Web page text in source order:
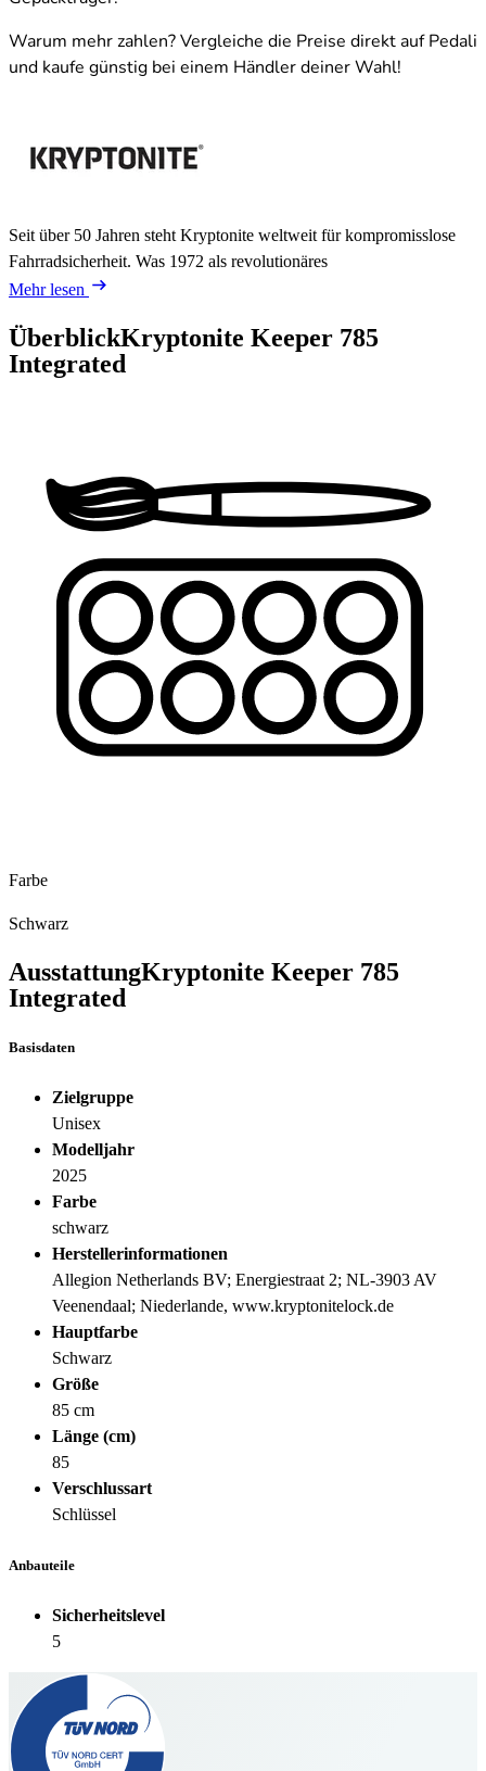
Warum mehr zahlen? Vergleiche die Preise direkt auf Pedali
und kaufe günstig bei einem Händler deiner Wahl!
Seit über 50 Jahren steht Kryptonite weltweit für kompromisslose
Fahrradsicherheit. Was 1972 als revolutionäres
Mehr lesen
ÜberblickKryptonite Keeper 785
Integrated
Farbe
Schwarz
AusstattungKryptonite Keeper 785
Integrated
Basisdaten
Zielgruppe
Unisex
Modelljahr
2025
Farbe
schwarz
Herstellerinformationen
Allegion Netherlands BV; Energiestraat 2; NL-3903 AV
Veenendaal; Niederlande, www.kryptonitelock.de
Hauptfarbe
Schwarz
Größe
85 cm
Länge (cm)
85
Verschlussart
Schlüssel
Anbauteile
Sicherheitslevel
5